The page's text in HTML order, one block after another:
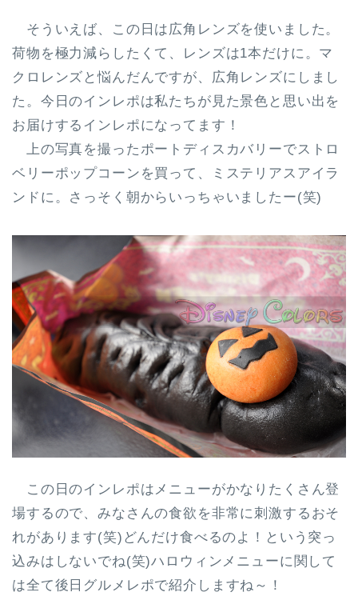
そういえば、この日は広角レンズを使いました。
荷物を極力減らしたくて、レンズは1本だけに。マ
クロレンズと悩んだんですが、広角レンズにしまし
た。今日のインレポは私たちが見た景色と思い出を
お届けするインレポになってます！
上の写真を撮ったポートディスカバリーでストロ
ベリーポップコーンを買って、ミステリアスアイラ
ンドに。さっそく朝からいっちゃいましたー(笑)
この日のインレポはメニューがかなりたくさん登
場するので、みなさんの食欲を非常に刺激するおそ
れがあります(笑)どんだけ食べるのよ！という突っ
込みはしないでね(笑)ハロウィンメニューに関して
は全て後日グルメレポで紹介しますね～！